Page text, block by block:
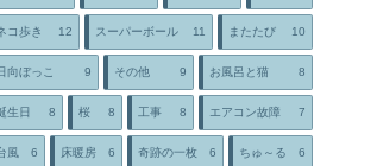
コ歩き 12 スーパーボール 11 またたび 10
向ぼっこ 9 その他 9 お風呂と猫 8
生日 8 桜 8 工事 8 エアコン故障 7
風 6 床暖房 6 奇跡の一枚 6 ちゅ～る 6